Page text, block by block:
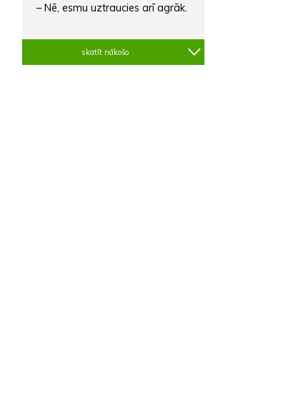
– Nē, esmu uztraucies arī agrāk.
skatīt nākošo